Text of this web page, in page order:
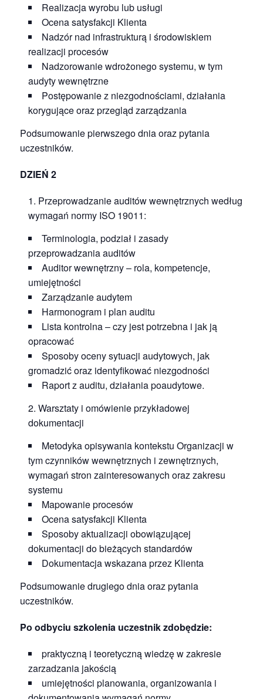
Realizacja wyrobu lub usługi
Ocena satysfakcji Klienta
Nadzór nad infrastrukturą i środowiskiem
realizacji procesów
Nadzorowanie wdrożonego systemu, w tym
audyty wewnętrzne
Postępowanie z niezgodnościami, działania
korygujące oraz przegląd zarządzania
Podsumowanie pierwszego dnia oraz pytania
uczestników.
DZIEŃ 2
Przeprowadzanie auditów wewnętrznych według
wymagań normy ISO 19011:
Terminologia, podział i zasady
przeprowadzania auditów
Auditor wewnętrzny – rola, kompetencje,
umiejętności
Zarządzanie audytem
Harmonogram i plan auditu
Lista kontrolna – czy jest potrzebna i jak ją
opracować
Sposoby oceny sytuacji audytowych, jak
gromadzić oraz identyfikować niezgodności
Raport z auditu, działania poaudytowe.
Warsztaty i omówienie przykładowej
dokumentacji
Metodyka opisywania kontekstu Organizacji w
tym czynników wewnętrznych i zewnętrznych,
wymagań stron zainteresowanych oraz zakresu
systemu
Mapowanie procesów
Ocena satysfakcji Klienta
Sposoby aktualizacji obowiązującej
dokumentacji do bieżących standardów
Dokumentacja wskazana przez Klienta
Podsumowanie drugiego dnia oraz pytania
uczestników.
Po odbyciu szkolenia uczestnik zdobędzie:
praktyczną i teoretyczną wiedzę w zakresie
zarzadzania jakością
umiejętności planowania, organizowania i